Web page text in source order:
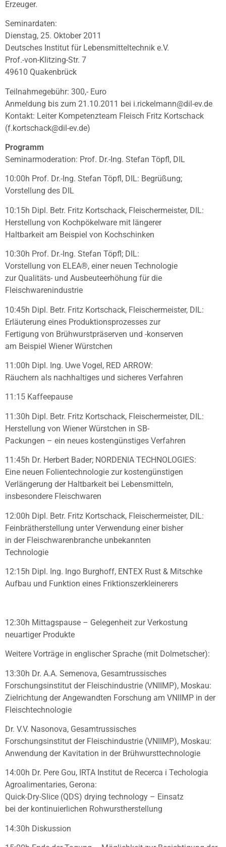
Erzeuger.
Seminardaten:
Dienstag, 25. Oktober 2011
Deutsches Institut für Lebensmitteltechnik e.V.
Prof.-von-Klitzing-Str. 7
49610 Quakenbrück
Teilnahmegebühr: 300,- Euro
Anmeldung bis zum 21.10.2011 bei i.rickelmann@dil-ev.de
Kontakt: Leiter Kompetenzteam Fleisch Fritz Kortschack
(f.kortschack@dil-ev.de)
Programm
Seminarmoderation: Prof. Dr.-Ing. Stefan Töpfl, DIL
10:00h Prof. Dr.-Ing. Stefan Töpfl, DIL: Begrüßung;
Vorstellung des DIL
10:15h Dipl. Betr. Fritz Kortschack, Fleischermeister, DIL:
Herstellung von Kochpökelware mit längerer
Haltbarkeit am Beispiel von Kochschinken
10:30h Prof. Dr.-Ing. Stefan Töpfl; DIL:
Vorstellung von ELEA®, einer neuen Technologie
zur Qualitäts- und Ausbeuteerhöhung für die
Fleischwarenindustrie
10:45h Dipl. Betr. Fritz Kortschack, Fleischermeister, DIL:
Erläuterung eines Produktionsprozesses zur
Fertigung von Brühwurstpräserven und -konserven
am Beispiel Wiener Würstchen
11:00h Dipl. Ing. Uwe Vogel, RED ARROW:
Räuchern als nachhaltiges und sicheres Verfahren
11:15 Kaffeepause
11:30h Dipl. Betr. Fritz Kortschack, Fleischermeister, DIL:
Herstellung von Wiener Würstchen in SB-
Packungen – ein neues kostengünstiges Verfahren
11:45h Dr. Herbert Bader; NORDENIA TECHNOLOGIES:
Eine neuen Folientechnologie zur kostengünstigen
Verlängerung der Haltbarkeit bei Lebensmitteln,
insbesondere Fleischwaren
12:00h Dipl. Betr. Fritz Kortschack, Fleischermeister, DIL:
Feinbrätherstellung unter Verwendung einer bisher
in der Fleischwarenbranche unbekannten
Technologie
12:15h Dipl. Ing. Ingo Burghoff, ENTEX Rust & Mitschke
Aufbau und Funktion eines Friktionszerkleinerers
12:30h Mittagspause – Gelegenheit zur Verkostung
neuartiger Produkte
Weitere Vorträge in englischer Sprache (mit Dolmetscher):
13:30h Dr. A.A. Semenova, Gesamtrussisches
Forschungsinstitut der Fleischindustrie (VNIIMP), Moskau:
Zielrichtung der Angewandten Forschung am VNIIMP in der
Fleischtechnologie
Dr. V.V. Nasonova, Gesamtrussisches
Forschungsinstitut der Fleischindustrie (VNIIMP), Moskau:
Anwendung der Kavitation in der Brühwursttechnologie
14:00h Dr. Pere Gou, IRTA Institut de Recerca i Techologia
Agroalimentaries, Gerona:
Quick-Dry-Slice (QDS) drying technology – Einsatz
bei der kontinuierlichen Rohwurstherstellung
14:30h Diskussion